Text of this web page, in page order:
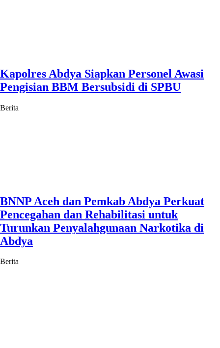
Kapolres Abdya Siapkan Personel Awasi
Pengisian BBM Bersubsidi di SPBU
Berita
BNNP Aceh dan Pemkab Abdya Perkuat
Pencegahan dan Rehabilitasi untuk
Turunkan Penyalahgunaan Narkotika di
Abdya
Berita